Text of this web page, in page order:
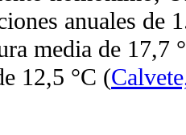
anuales de
media de 17,7
12,5 °C (